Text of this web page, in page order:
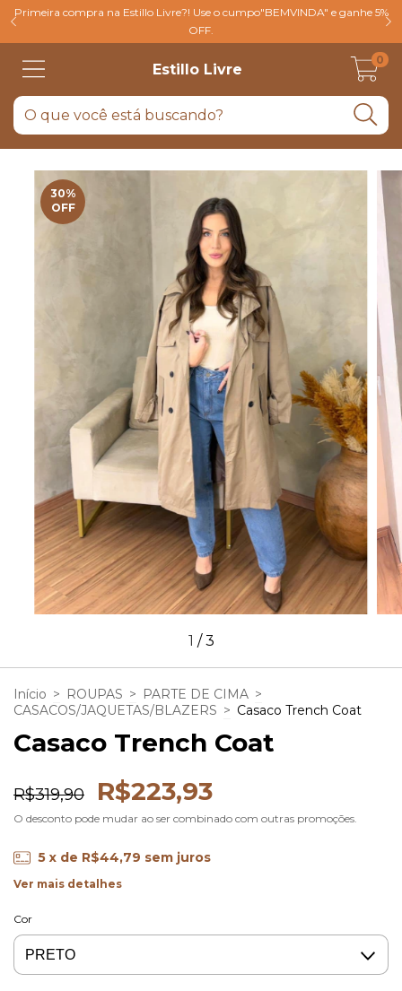
Primeira compra na Estillo Livre?! Use o cumpo"BEMVINDA" e ganhe 5%
OFF.
Estillo Livre
0
30%
OFF
1 /3
Início > ROUPAS > PARTE DE CIMA >
CASACOS/JAQUETAS/BLAZERS > Casaco Trench Coat
Casaco Trench Coat
R$319,90 R$223,93
O desconto pode mudar ao ser combinado com outras promoções.
5 x de R$44,79 sem juros
Ver mais detalhes
Cor